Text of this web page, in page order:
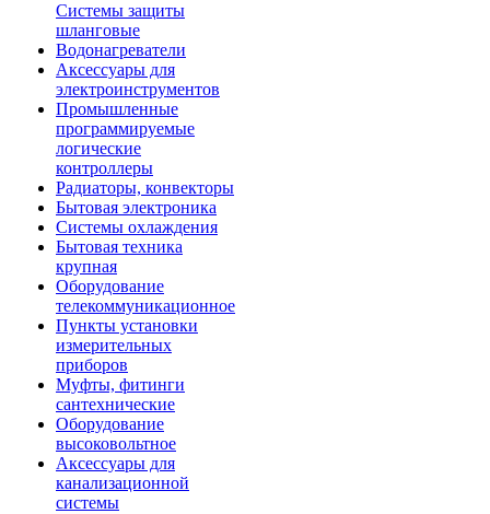
Системы защиты
шланговые
Водонагреватели
Аксессуары для
электроинструментов
Промышленные
программируемые
логические
контроллеры
Радиаторы, конвекторы
Бытовая электроника
Системы охлаждения
Бытовая техника
крупная
Оборудование
телекоммуникационное
Пункты установки
измерительных
приборов
Муфты, фитинги
сантехнические
Оборудование
высоковольтное
Аксессуары для
канализационной
системы